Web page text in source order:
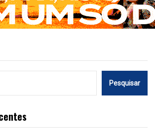
Pesquisar